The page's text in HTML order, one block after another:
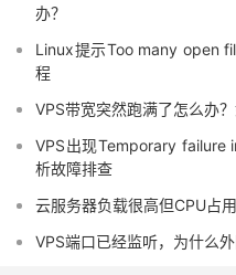
办？
Linux提示Too many open
程
VPS带宽突然跑满了怎么办
VPS出现Temporary failure
析故障排查
云服务器负载很高但CPU占
VPS端口已经监听，为什么